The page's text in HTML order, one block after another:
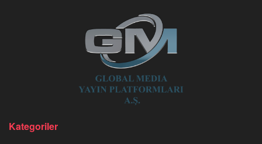
Kategoriler